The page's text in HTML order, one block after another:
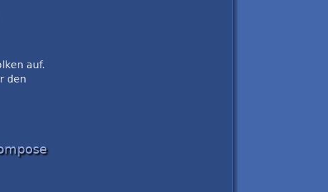
auf.
den